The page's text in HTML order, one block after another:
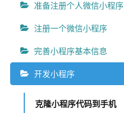
准备注册个人微信小程序
注册一个微信小程序
完善小程序基本信息
开发小程序
克隆小程序代码到手机